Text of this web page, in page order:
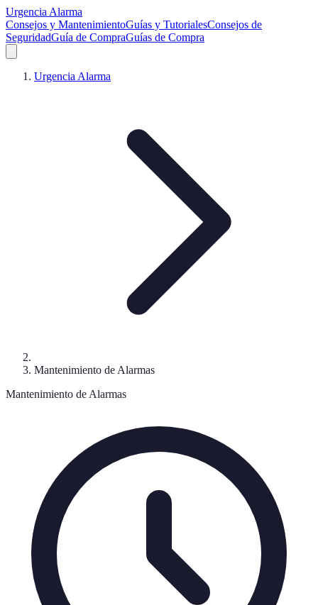
Urgencia Alarma
Consejos y MantenimientoGuías y TutorialesConsejos de
SeguridadGuía de CompraGuías de Compra
Urgencia Alarma
Mantenimiento de Alarmas
Mantenimiento de Alarmas